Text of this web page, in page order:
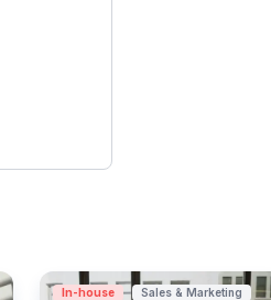
In-house Sales & Marketing